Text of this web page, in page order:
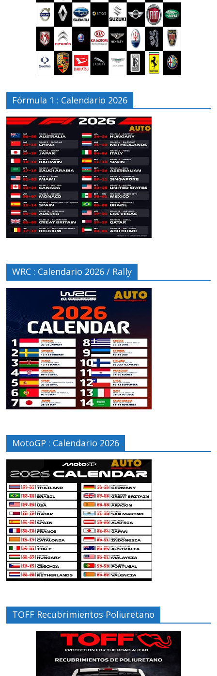
Fórmula 1 : Calendario 2026
WRC : Calendario 2026 / Rally
MotoGP : Calendario 2026
TOFF Recubrimientos Poliuretano